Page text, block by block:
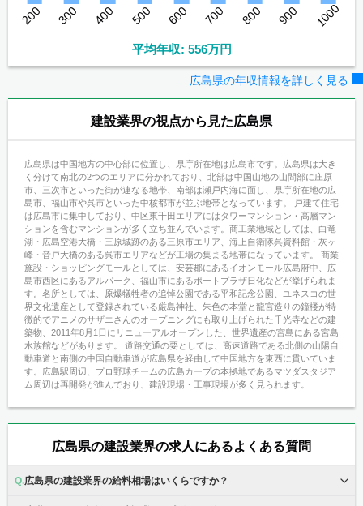
200 300 400 500 600 700 800 900 1000
平均年収: 556万円
広島県の年収情報を詳しく見る
建設業界の視点から見た広島県
広島県は中国地方の中心部に位置し、県庁所在地は広島市です。広島県は大き
く分けて南北の2つのエリアに分かれており、北部は中国山地の山間部に庄原
市、三次市といった街が連なる地帯、南部は瀬戸内海に面し、県庁所在地の広
島市、福山市や呉市といった中核都市が並ぶ地帯となっています。 戸建て住宅
は広島市に集中しており、中区東千田エリアにはタワーマンション・高層マン
ションを含むマンションが多く立ち並んでいます。商工業地域としては、白竜
湖・広島空港大橋・三原城跡のある三原市エリア、海上自衛隊呉資料館・灰ヶ
峰・音戸大橋のある呉市エリアなどが工場の集まる地帯になっています。 商業
施設・ショッピングモールとしては、安芸郡にあるイオンモール広島府中、広
島市西区にあるアルパーク、福山市にあるポートプラザ日化などが挙げられま
す。名所としては、原爆犠牲者の追悼公園である平和記念公園、ユネスコの世
界文化遺産として登録されている厳島神社、朱色の本堂と龍宮造りの鐘楼が特
徴的でアニメのサザエさんのオープニングにも取り上げられた千光寺などの建
築物、2011年8月1日にリニューアルオープンした、世界遺産の宮島にある宮島
水族館などがあります。 道路交通の要としては、高速道路である北側の山陽自
動車道と南側の中国自動車道が広島県を経由して中国地方を東西に貫いていま
す。広島駅周辺、プロ野球チームの広島カープの本拠地であるマツダスタジア
ム周辺は再開発が進んでおり、建設現場・工事現場が多く見られます。
広島県の建設業界の求人にあるよくある質問
広島県の建設業界の給料相場はいくらですか？